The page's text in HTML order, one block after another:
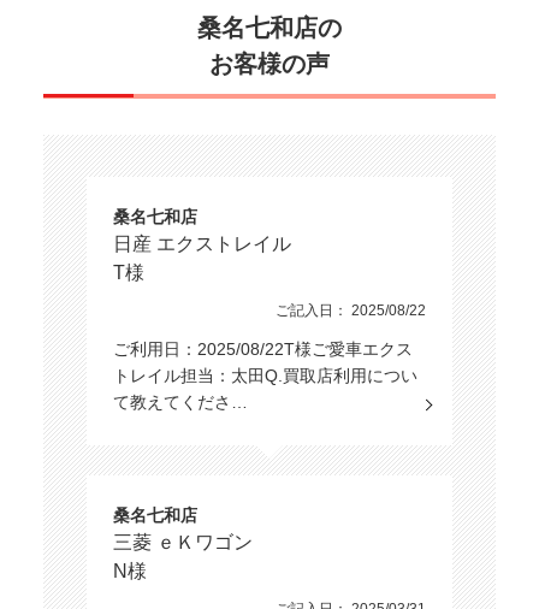
桑名七和店の
お客様の声
桑名七和店
日産 エクストレイル
T様
ご記入日： 2025/08/22
ご利用日：2025/08/22T様ご愛車エクス
トレイル担当：太田Q.買取店利用につい
て教えてくださ…
桑名七和店
三菱 ｅＫワゴン
N様